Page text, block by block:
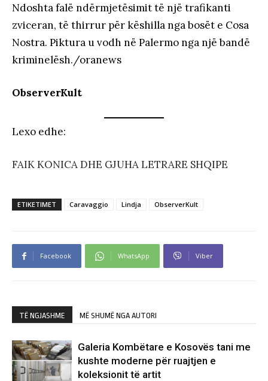
Ndoshta falë ndërmjetësimit të një trafikanti
zviceran, të thirrur për këshilla nga bosët e Cosa
Nostra. Piktura u vodh në Palermo nga një bandë
kriminelësh./oranews
ObserverKult
Lexo edhe:
FAIK KONICA DHE GJUHA LETRARE SHQIPE
ETIKETIMET Caravaggio Lindja ObserverKult
Facebook WhatsApp Viber
TË NGJASHME MË SHUMË NGA AUTORI
Galeria Kombëtare e Kosovës tani me
kushte moderne për ruajtjen e
koleksionit të artit